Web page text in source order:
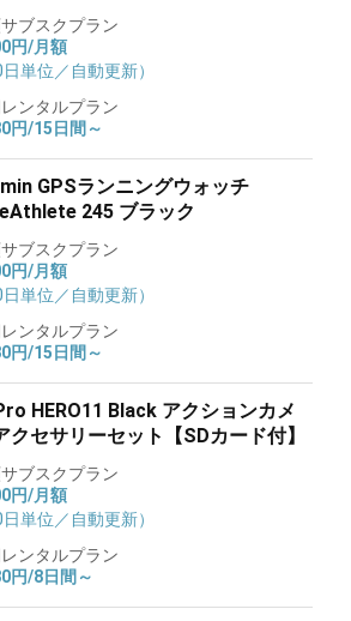
サブスクプラン
円/月額
日単位／自動更新）
ンタルプラン
円/15日間～
GPSランニングウォッチ
245 ブラック
サブスクプラン
円/月額
日単位／自動更新）
ンタルプラン
円/15日間～
HERO11 Black アクションカメ
クセサリーセット【SDカード付】
サブスクプラン
円/月額
日単位／自動更新）
ンタルプラン
円/8日間～